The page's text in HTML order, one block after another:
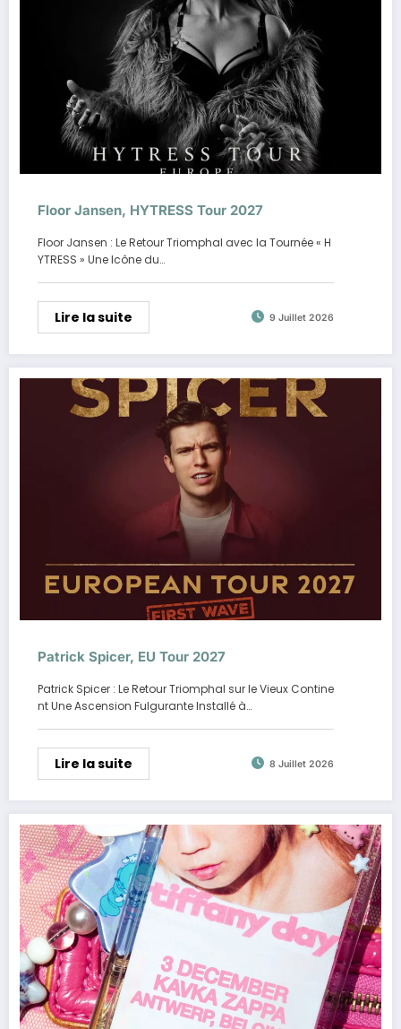
Floor Jansen, HYTRESS Tour 2027
Floor Jansen : Le Retour Triomphal avec la Tournée « H
YTRESS » Une Icône du…
Lire la suite 9 Juillet 2026
Patrick Spicer, EU Tour 2027
Patrick Spicer : Le Retour Triomphal sur le Vieux Contine
nt Une Ascension Fulgurante Installé à…
Lire la suite 8 Juillet 2026